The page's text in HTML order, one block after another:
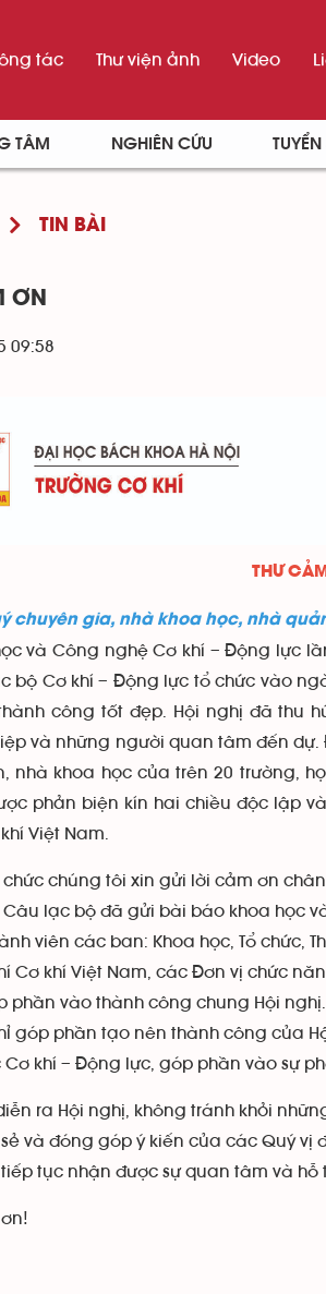
tác Thư viện ảnh Video
TÂM NGHIÊN CỨU TUYỂN
TIN BÀI
ƠN
09:58
THƯ
gia, nhà khoa học, nhà quản
và Công nghệ Cơ khí – Động lực
bộ Cơ khí – Động lực tổ chức vào
công tốt đẹp. Hội nghị đã thu
và những người quan tâm đến
nhà khoa học của trên 20 trường,
phản biện kín hai chiều độc lập
Việt Nam.
chúng tôi xin gửi lời cảm ơn
Câu lạc bộ đã gửi bài báo khoa học
viên các ban: Khoa học, Tổ chức,
Cơ khí Việt Nam, các Đơn vị chức
phần vào thành công chung Hội
góp phần tạo nên thành công của
khí – Động lực, góp phần vào sự
ra Hội nghị, không tránh khỏi
và đóng góp ý kiến của các Quý
tục nhận được sự quan tâm và hỗ